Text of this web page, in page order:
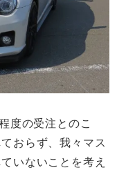
度の受注とのこ
おらず、我々マス
いないことを考え